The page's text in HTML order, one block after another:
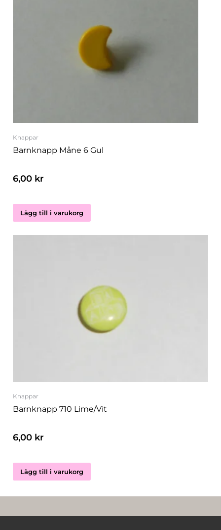
Knappar
Barnknapp Måne 6 Gul
6,00 kr
Lägg till i varukorg
Knappar
Barnknapp 710 Lime/vit
6,00 kr
Lägg till i varukorg